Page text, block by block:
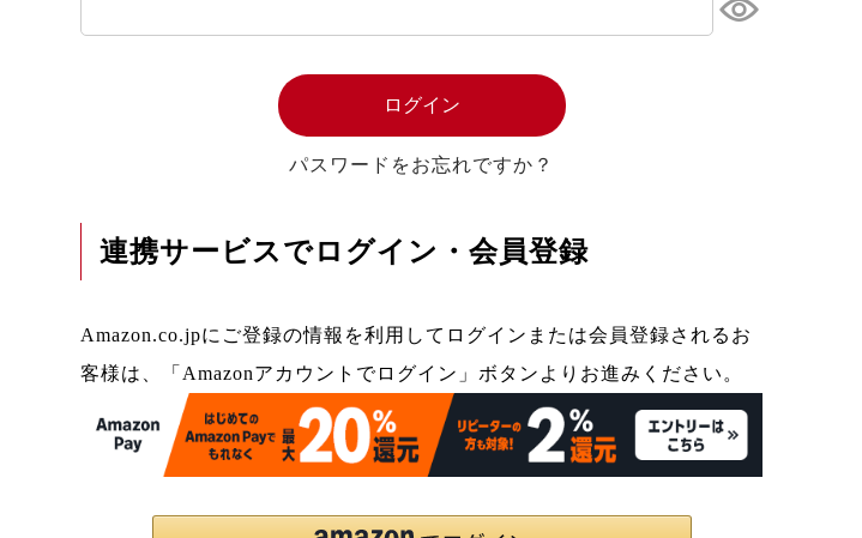
ログイン
パスワードをお忘れですか？
連携サービスでログイン・会員登録
Amazon.co.jpにご登録の情報を利用してログインまたは会員登録されるお
客様は、「Amazonアカウントでログイン」ボタンよりお進みください。